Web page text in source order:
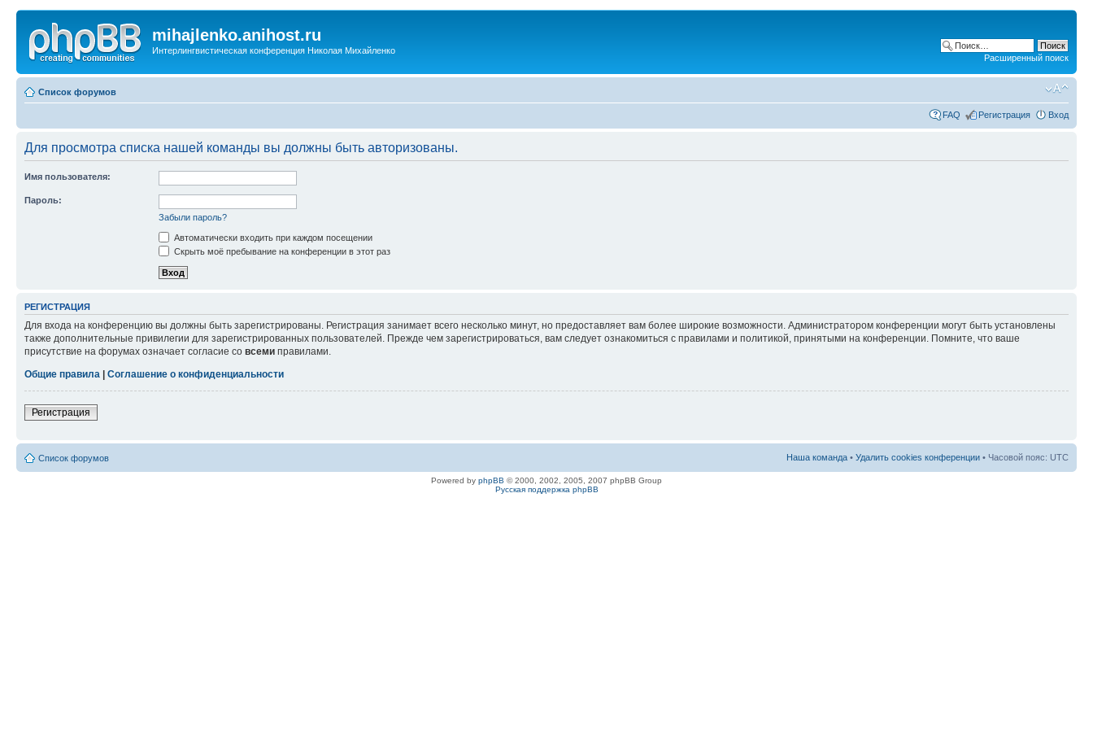
mihajlenko.anihost.ru
Интерлингвистическая конференция Николая Михайленко
Расширенный поиск
Список форумов
FAQ Регистрация Вход
Для просмотра списка нашей команды вы должны быть авторизованы.
Имя пользователя:
Пароль:
Забыли пароль?
Автоматически входить при каждом посещении
Скрыть моё пребывание на конференции в этот раз
РЕГИСТРАЦИЯ
Для входа на конференцию вы должны быть зарегистрированы. Регистрация занимает всего несколько минут, но предоставляет вам более широкие возможности. Администратором конференции могут быть установлены
также дополнительные привилегии для зарегистрированных пользователей. Прежде чем зарегистрироваться, вам следует ознакомиться с правилами и политикой, принятыми на конференции. Помните, что ваше
присутствие на форумах означает согласие со всеми правилами.
Общие правила
Соглашение о конфиденциальности
Регистрация
Список форумов Наша команда • Удалить cookies конференции • Часовой пояс: UTC
Powered by phpBB © 2000, 2002, 2005, 2007 phpBB Group
Русская поддержка phpBB